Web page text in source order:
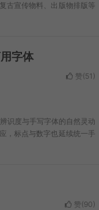
古宣传物料、出版物排版等
字体
赞(51 )
识度与手写字体的自然灵动
，标点与数字也延续统一手
赞(90)